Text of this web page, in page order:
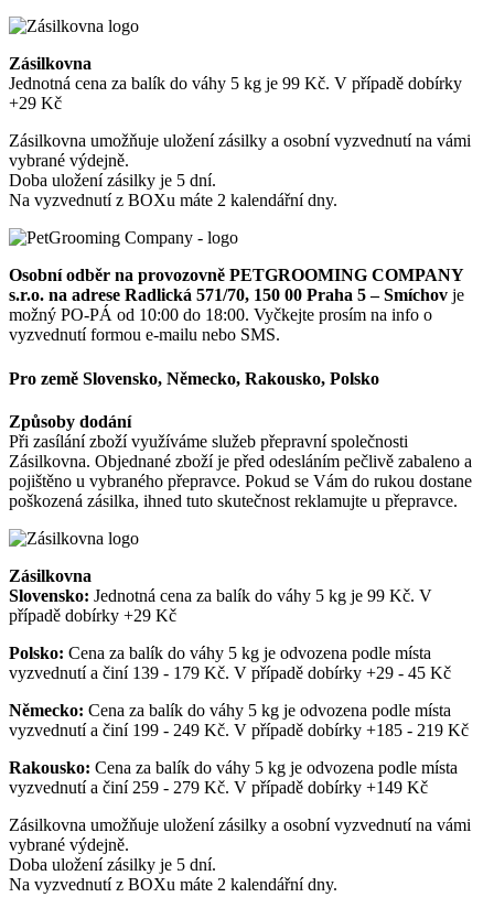
Zásilkovna
Jednotná cena za balík do váhy 5 kg je 99 Kč. V případě dobírky
+29 Kč
Zásilkovna umožňuje uložení zásilky a osobní vyzvednutí na vámi
vybrané výdejně.
Doba uložení zásilky je 5 dní.
Na vyzvednutí z BOXu máte 2 kalendářní dny.
Osobní odběr na provozovně PETGROOMING COMPANY
s.r.o. na adrese Radlická 571/70, 150 00 Praha 5 – Smíchov je
možný PO-PÁ od 10:00 do 18:00. Vyčkejte prosím na info o
vyzvednutí formou e-mailu nebo SMS.
Pro země Slovensko, Německo, Rakousko, Polsko
Způsoby dodání
Při zasílání zboží využíváme služeb přepravní společnosti
Zásilkovna. Objednané zboží je před odesláním pečlivě zabaleno a
pojištěno u vybraného přepravce. Pokud se Vám do rukou dostane
poškozená zásilka, ihned tuto skutečnost reklamujte u přepravce.
Zásilkovna
Slovensko: Jednotná cena za balík do váhy 5 kg je 99 Kč. V
případě dobírky +29 Kč
Polsko: Cena za balík do váhy 5 kg je odvozena podle místa
vyzvednutí a činí 139 - 179 Kč. V případě dobírky +29 - 45 Kč
Německo: Cena za balík do váhy 5 kg je odvozena podle místa
vyzvednutí a činí 199 - 249 Kč. V případě dobírky +185 - 219 Kč
Rakousko: Cena za balík do váhy 5 kg je odvozena podle místa
vyzvednutí a činí 259 - 279 Kč. V případě dobírky +149 Kč
Zásilkovna umožňuje uložení zásilky a osobní vyzvednutí na vámi
vybrané výdejně.
Doba uložení zásilky je 5 dní.
Na vyzvednutí z BOXu máte 2 kalendářní dny.